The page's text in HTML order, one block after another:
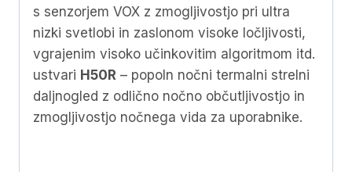
s senzorjem VOX z zmogljivostjo pri ultra
nizki svetlobi in zaslonom visoke ločljivosti,
vgrajenim visoko učinkovitim algoritmom itd.
ustvari H50R – popoln nočni termalni strelni
daljnogled z odlično nočno občutljivostjo in
zmogljivostjo nočnega vida za uporabnike.